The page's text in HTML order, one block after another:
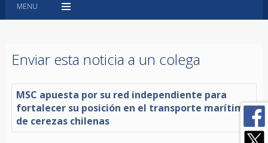
MENU
Enviar esta noticia a un colega
MSC apuesta por su red independiente para
fortalecer su posición en el transporte marítimo
de cerezas chilenas